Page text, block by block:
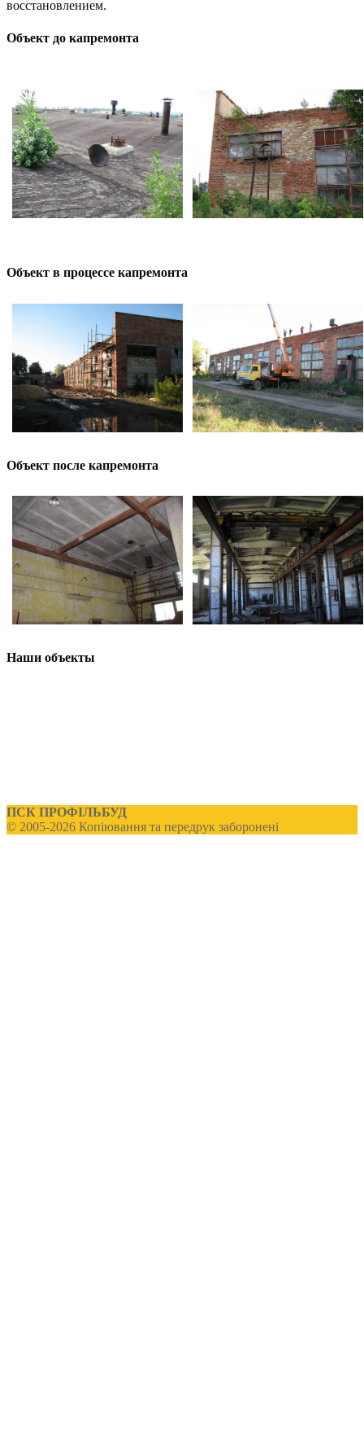
восстановлением.
Объект до капремонта
Объект в процессе капремонта
Объект после капремонта
Наши объекты
ПСК ПРОФІЛЬБУД
© 2005-2026 Копіювання та передрук заборонені